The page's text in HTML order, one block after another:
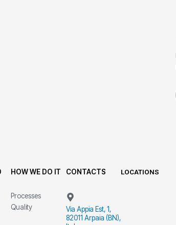
HOW WE DO IT
Processes
Quality
CONTACTS
Via Appia Est, 1,
82011 Arpaia (BN),
LOCATIONS